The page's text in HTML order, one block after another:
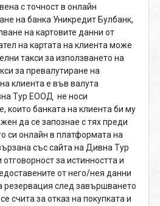
с точност в онлайн
на банка Уникредит Булбанк,
на картовите данни от
на картата на клиента може
такси за използването на
за превалутиране на
клиента е във валута
Тур ЕООД не носи
които банката на клиента би му
да се запознае с тях преди
си онлайн в платформата на
със сайта на Дивна Тур
за истинността и
от него/нея данни
резервация след завършването
счита за отказ на покупката и